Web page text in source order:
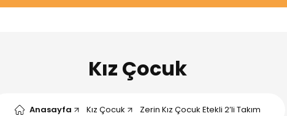
Kız Çocuk
Anasayfa Kız Çocuk Zerin Kız Çocuk Etekli 2’li Takım